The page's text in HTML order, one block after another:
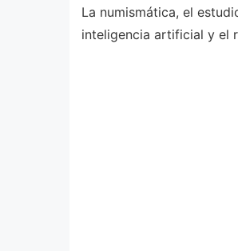
La numismática, el
inteligencia artificial y el